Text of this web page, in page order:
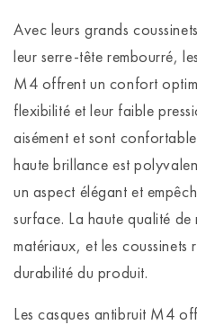
Avec leurs grands
leur serre-tête rembourré,
M4 offrent un confort
flexibilité et leur faible
aisément et sont
haute brillance est
un aspect élégant et
surface. La haute qualité
matériaux, et les coussinets
durabilité du produit.
Les casques antibruit M4